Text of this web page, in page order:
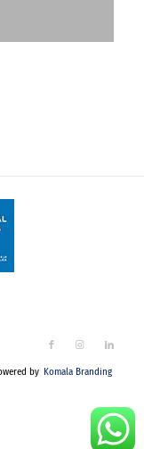
by Komala Branding